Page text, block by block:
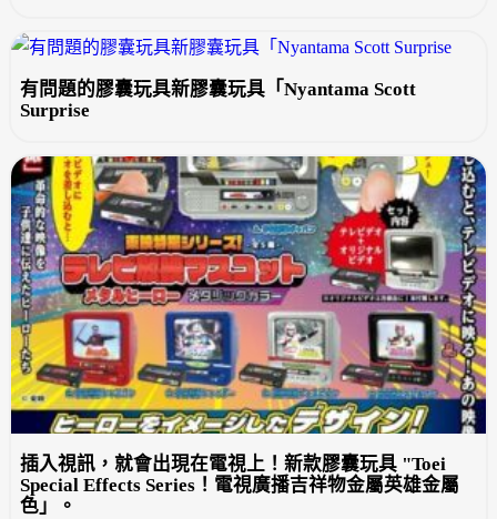
有問題的膠囊玩具新膠囊玩具「Nyantama Scott
Surprise
插入視訊，就會出現在電視上！新款膠囊玩具 "Toei
Special Effects Series！電視廣播吉祥物金屬英雄金屬
色」。